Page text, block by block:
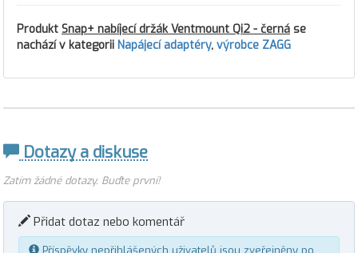
Produkt Snap+ nabíjecí držák Ventmount Qi2 - černá se
nachází v kategorii Napájecí adaptéry, výrobce ZAGG
Dotazy a diskuse
Zatím žádné dotazy. Buďte první!
Přidat dotaz nebo komentář
Příspěvky nepřihlášených uživatelů jsou zveřejněny po